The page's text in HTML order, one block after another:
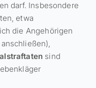
darf. Insbesondere
etwa
die Angehörigen
sind